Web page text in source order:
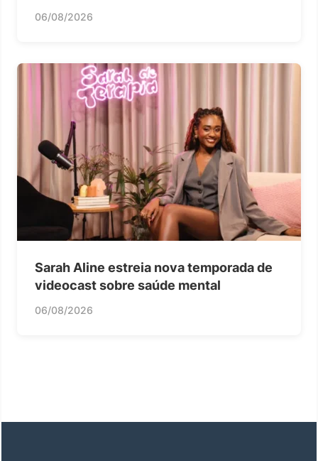
06/08/2026
Sarah Aline estreia nova temporada de
videocast sobre saúde mental
06/08/2026